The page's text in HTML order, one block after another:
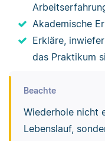
Akademische
Erkläre,
das Praktikum
Beachte
Wiederhole nicht
Lebenslauf,